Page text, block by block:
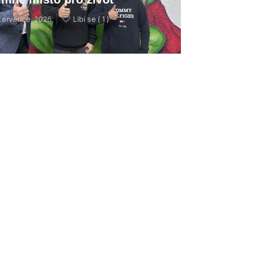
2026 Líbí se ( 1 )